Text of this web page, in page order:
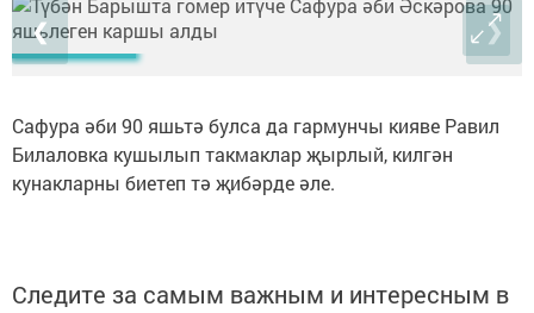
❮ ❯
Сафура әби 90 яшьтә булса да гармунчы кияве Равил
Билаловка кушылып такмаклар җырлый, килгән
кунакларны биетеп тә җибәрде әле.
Следите за самым важным и интересным в